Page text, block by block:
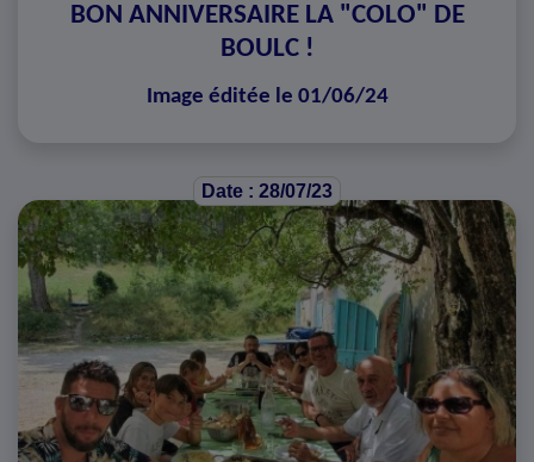
BON ANNIVERSAIRE LA "COLO" DE
BOULC !
Image éditée le 01/06/24
Date : 28/07/23